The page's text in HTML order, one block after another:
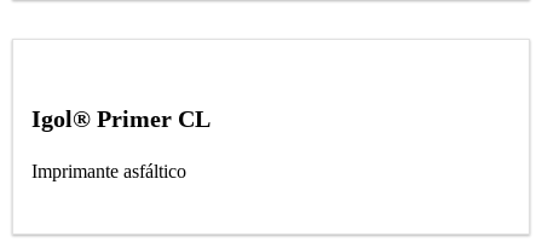
Igol® Primer CL
Imprimante asfáltico